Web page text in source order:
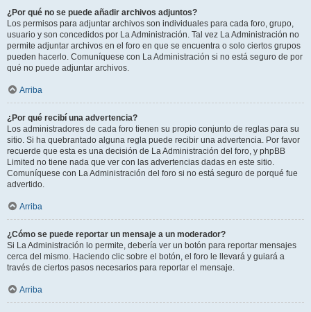
¿Por qué no se puede añadir archivos adjuntos?
Los permisos para adjuntar archivos son individuales para cada foro, grupo,
usuario y son concedidos por La Administración. Tal vez La Administración no
permite adjuntar archivos en el foro en que se encuentra o solo ciertos grupos
pueden hacerlo. Comuníquese con La Administración si no está seguro de por
qué no puede adjuntar archivos.
Arriba
¿Por qué recibí una advertencia?
Los administradores de cada foro tienen su propio conjunto de reglas para su
sitio. Si ha quebrantado alguna regla puede recibir una advertencia. Por favor
recuerde que esta es una decisión de La Administración del foro, y phpBB
Limited no tiene nada que ver con las advertencias dadas en este sitio.
Comuníquese con La Administración del foro si no está seguro de porqué fue
advertido.
Arriba
¿Cómo se puede reportar un mensaje a un moderador?
Si La Administración lo permite, debería ver un botón para reportar mensajes
cerca del mismo. Haciendo clic sobre el botón, el foro le llevará y guiará a
través de ciertos pasos necesarios para reportar el mensaje.
Arriba